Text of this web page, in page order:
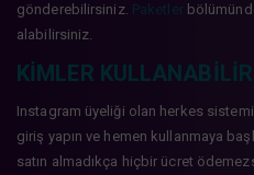
gönderebilirsiniz. Paketler
alabilirsiniz.
KIMLER KULLANABILIR
Instagram üyeliği olan herkes
giriş yapın ve hemen kullanmaya
satın almadıkça hiçbir ücret